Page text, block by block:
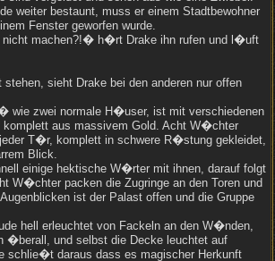
weiter bestaunt, muss er einem Stadtbewohner
Fenster geworfen wurde.
machen?!� h�rt Drake ihn rufen und l�uft
sieht Drake bei den anderen nur offen
wie zwei normale H�user, ist mit verschiedenen
komplett aus massivem Gold. Acht W�chter
T�r, komplett in schwere R�stung gekleidet,
Blick.
einige hektische W�rter mit ihnen, darauf folgt
W�chter packen die Zugringe an den Toren und
ist der Palast offen und die Gruppe
hell erleuchtet von Fackeln an den W�nden,
�berall, und selbst die Decke leuchtet auf
schlie�t daraus dass es magischer Herkunft